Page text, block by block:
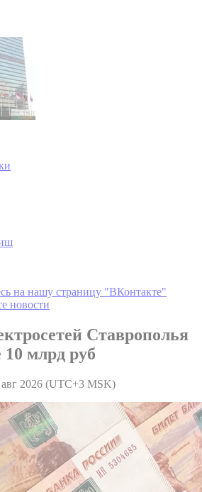
на нашу страницу "ВКонтакте"
новости
Ставрополья
млрд руб
2026 (UTC+3 MSK)